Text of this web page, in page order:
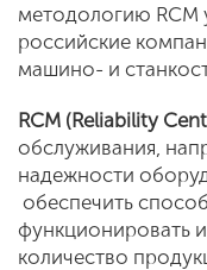
методологию
российские
машино- и
RCM (Reliability
обслуживания,
надежности
обеспечить
функционировать
количество